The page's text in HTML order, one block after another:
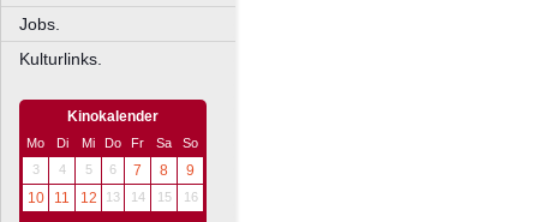
Jobs.
Kulturlinks.
Kinokalender
Mo Di Mi Do Fr Sa
So
3
4 5 6 7 8
9
10
11 12 13 14 15 16